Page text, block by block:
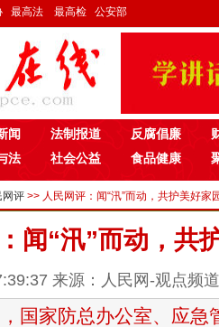
最高法 最高检 公安部
闻 法制报道 反腐倡廉
法 社会公益 食品健康
网评 >> 人民网评：闻“汛”而动，共护美好家
闻“汛”而动，共
来源：人民网-观点频
国家防总办公室、应急